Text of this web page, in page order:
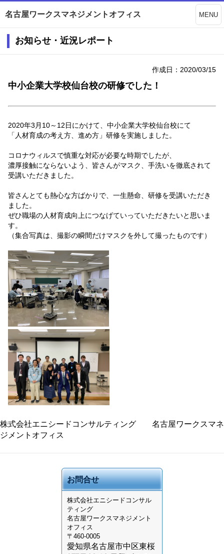
名古屋ワークスマネジメントオフィス MENU
お知らせ・近況レポート
作成日：2020/03/15
中小企業大学校仙台校の研修でした！
2020年3月10～12日にかけて、中小企業大学校仙台校にて
「人材育成の考え方、進め方」研修を実施しました。
コロナウィルスで慎重な対応が必要な時期でしたが、
濃厚接触にならないよう、皆さんがマスク、手洗いを徹底されて
受講いただきました。
皆さんとても熱心な方ばかりで、一生懸命、研修を受講いただき
ました。
ぜひ職場の人材育成向上につなげていっていただきたいと思いま
す。
（集合写真は、撮影の瞬間だけマスクを外して撮ったものです）
株式会社エニシードコンサルティング 名古屋ワークスマネ
ジメントオフィス
お問合せ
株式会社エニシードコンサル
ティング
名古屋ワークスマネジメント
オフィス
〒460-0005
愛知県名古屋市中区東桜